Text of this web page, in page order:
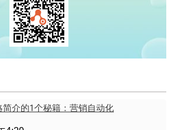
介的1个秘籍：营销自动化